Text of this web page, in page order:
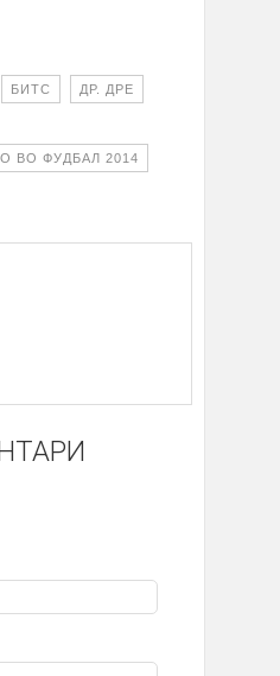
БИТС ДР. ДРЕ
ВО ФУДБАЛ 2014